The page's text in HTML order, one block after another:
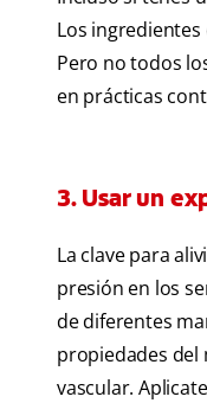
Los
Pero no todos
en prácticas
3. Usar un
La clave para
presión en los
de diferentes
propiedades del
vascular.